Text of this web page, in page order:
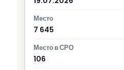
7 645
106